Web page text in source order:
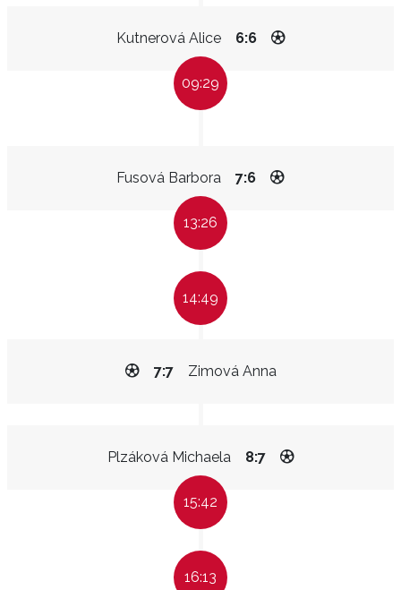
Kutnerová Alice 6:6
09:29
Fusová Barbora 7:6
13:26
14:49
Zimová Anna
7:7
Plzáková Michaela 8:7
15:42
16:13